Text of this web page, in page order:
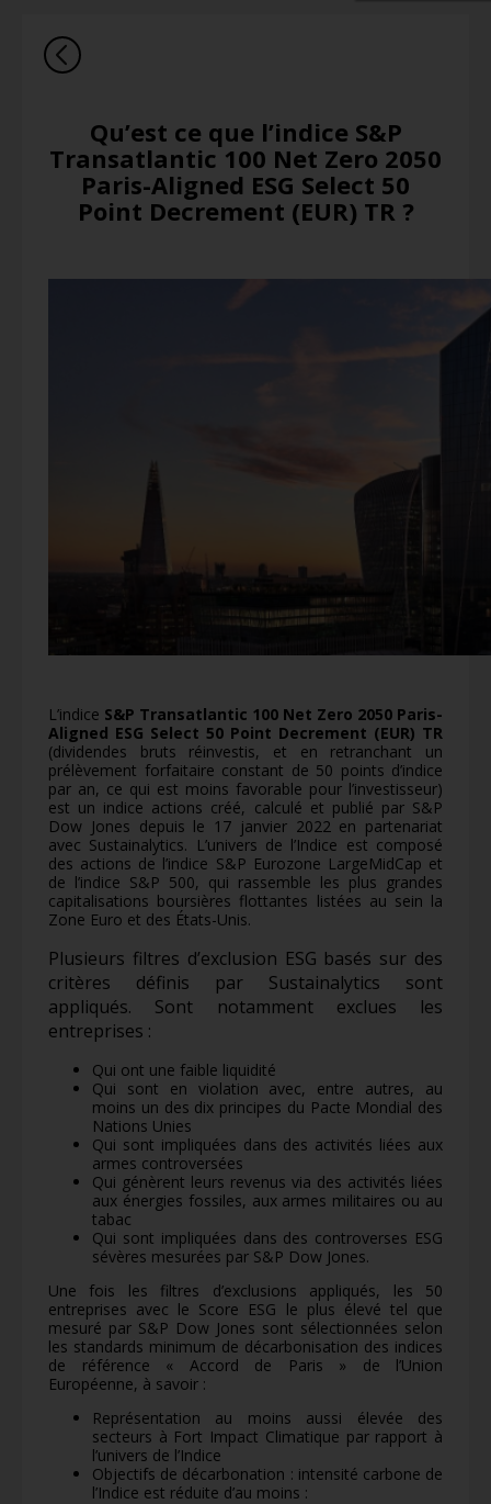
Qu’est ce que l’indice S&P
Transatlantic 100 Net Zero 2050
Paris-Aligned ESG Select 50
Point Decrement (EUR) TR ?
L’indice S&P Transatlantic 100 Net Zero 2050 Paris-
Aligned ESG Select 50 Point Decrement (EUR) TR
(dividendes bruts réinvestis, et en retranchant un
prélèvement forfaitaire constant de 50 points d’indice
par an, ce qui est moins favorable pour l’investisseur)
est un indice actions créé, calculé et publié par S&P
Dow Jones depuis le 17 janvier 2022 en partenariat
avec Sustainalytics. L’univers de l’Indice est composé
des actions de l’indice S&P Eurozone LargeMidCap et
de l’indice S&P 500, qui rassemble les plus grandes
capitalisations boursières flottantes listées au sein la
Zone Euro et des États-Unis.
Plusieurs filtres d’exclusion ESG basés sur des
critères définis par Sustainalytics sont
appliqués. Sont notamment exclues les
entreprises :
Qui ont une faible liquidité
Qui sont en violation avec, entre autres, au
moins un des dix principes du Pacte Mondial des
Nations Unies
Qui sont impliquées dans des activités liées aux
armes controversées
Qui génèrent leurs revenus via des activités liées
aux énergies fossiles, aux armes militaires ou au
tabac
Qui sont impliquées dans des controverses ESG
sévères mesurées par S&P Dow Jones.
Une fois les filtres d’exclusions appliqués, les 50
entreprises avec le Score ESG le plus élevé tel que
mesuré par S&P Dow Jones sont sélectionnées selon
les standards minimum de décarbonisation des indices
de référence « Accord de Paris » de l’Union
Européenne, à savoir :
Représentation au moins aussi élevée des
secteurs à Fort Impact Climatique par rapport à
l’univers de l’Indice
Objectifs de décarbonation : intensité carbone de
l’Indice est réduite d’au moins :